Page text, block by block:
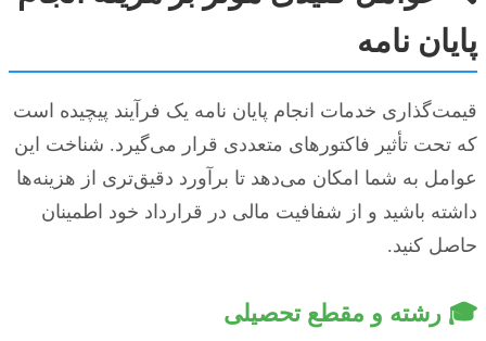
پایان نامه
قیمت‌گذاری خدمات انجام پایان نامه یک فرآیند پیچیده است
که تحت تأثیر فاکتورهای متعددی قرار می‌گیرد. شناخت این
عوامل به شما امکان می‌دهد تا برآورد دقیق‌تری از هزینه‌ها
داشته باشید و از شفافیت مالی در قرارداد خود اطمینان
حاصل کنید.
🎓 رشته و مقطع تحصیلی